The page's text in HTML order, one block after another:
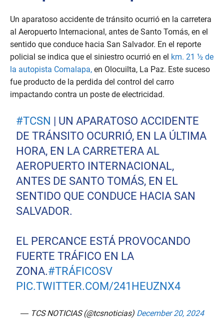
Un aparatoso accidente de tránsito ocurrió en la carretera
al Aeropuerto Internacional, antes de Santo Tomás, en el
sentido que conduce hacia San Salvador. En el reporte
policial se indica que el siniestro ocurrió en el km. 21 ½ de
la autopista Comalapa, en Olocuilta, La Paz. Este suceso
fue producto de la perdida del control del carro
impactando contra un poste de electricidad.
#TCSN | UN APARATOSO ACCIDENTE
DE TRÁNSITO OCURRIÓ, EN LA ÚLTIMA
HORA, EN LA CARRETERA AL
AEROPUERTO INTERNACIONAL,
ANTES DE SANTO TOMÁS, EN EL
SENTIDO QUE CONDUCE HACIA SAN
SALVADOR.
EL PERCANCE ESTÁ PROVOCANDO
FUERTE TRÁFICO EN LA
ZONA.#TRÁFICOSV
PIC.TWITTER.COM/241HEUZNX4
— TCS NOTICIAS (@tcsnoticias) December 20, 2024